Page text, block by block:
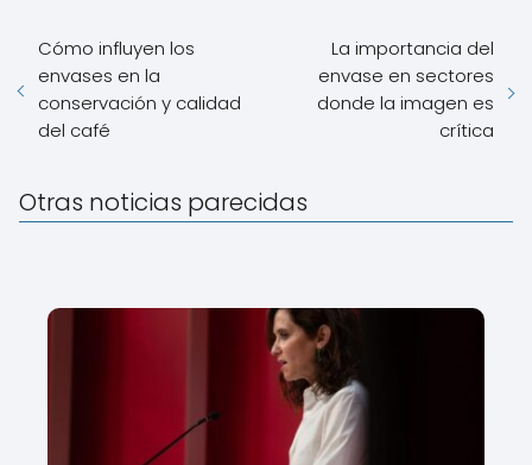
Cómo influyen los
envases en la
conservación y calidad
del café
La importancia del
envase en sectores
donde la imagen es
crítica
Otras noticias parecidas